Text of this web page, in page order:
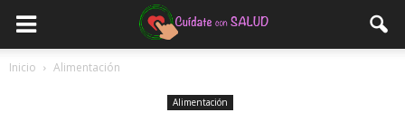
Inicio Alimentación
Alimentación